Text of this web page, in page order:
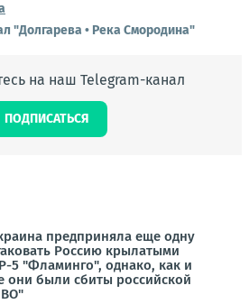
"Долгарева • Река Смородина"
на наш Telegram-канал
ПОДПИСАТЬСЯ
предприняла еще одну
Россию крылатыми
5 "Фламинго", однако, как и
они были сбиты российской